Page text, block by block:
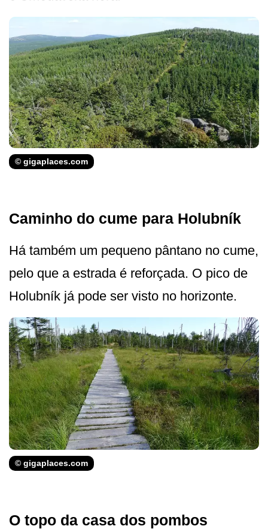
© gigaplaces.com
Caminho do cume para Holubník
Há também um pequeno pântano no cume,
pelo que a estrada é reforçada. O pico de
Holubník já pode ser visto no horizonte.
© gigaplaces.com
O topo da casa dos pombos